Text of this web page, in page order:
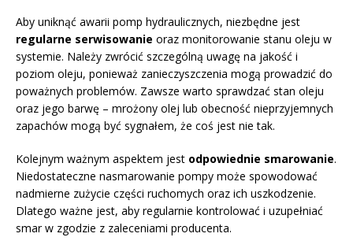
Aby uniknąć awarii pomp hydraulicznych, niezbędne jest
regularne serwisowanie oraz monitorowanie stanu oleju w
systemie. Należy zwrócić szczególną uwagę na jakość i
poziom oleju, ponieważ zanieczyszczenia mogą prowadzić do
poważnych problemów. Zawsze warto sprawdzać stan oleju
oraz jego barwę – mrożony olej lub obecność nieprzyjemnych
zapachów mogą być sygnałem, że coś jest nie tak.
Kolejnym ważnym aspektem jest odpowiednie smarowanie.
Niedostateczne nasmarowanie pompy może spowodować
nadmierne zużycie części ruchomych oraz ich uszkodzenie.
Dlatego ważne jest, aby regularnie kontrolować i uzupełniać
smar w zgodzie z zaleceniami producenta.